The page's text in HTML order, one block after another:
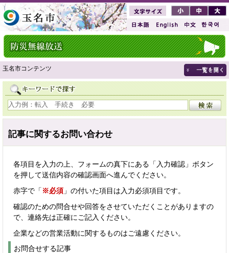
玉名市コンテンツ
記事に関するお問い合わせ
各項目を入力の上、フォームの真下にある「入力確認」ボタン
を押して送信内容の確認画面へ進んでください。
赤字で「 ※必須 」の付いた項目は入力必須項目です。
確認のための問合せや回答をさせていただくことがありますの
で、連絡先は正確にご記入ください。
企業などの営業活動に関するものはご遠慮ください。
お問合せする記事